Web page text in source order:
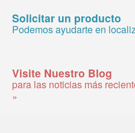
Solicitar un producto
Podemos ayudarte en
Visite Nuestro Blog
para las noticias más
»